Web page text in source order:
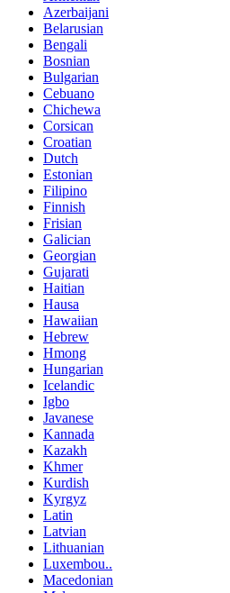
Azerbaijani
Belarusian
Bengali
Bosnian
Bulgarian
Cebuano
Chichewa
Corsican
Croatian
Dutch
Estonian
Filipino
Finnish
Frisian
Galician
Georgian
Gujarati
Haitian
Hausa
Hawaiian
Hebrew
Hmong
Hungarian
Icelandic
Igbo
Javanese
Kannada
Kazakh
Khmer
Kurdish
Kyrgyz
Latin
Latvian
Lithuanian
Luxembou..
Macedonian